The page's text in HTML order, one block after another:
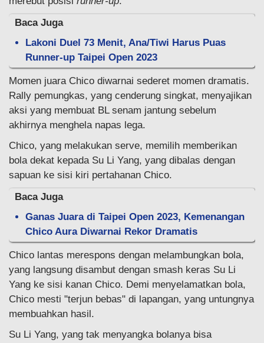
Baca Juga
Lakoni Duel 73 Menit, Ana/Tiwi Harus Puas
Runner-up Taipei Open 2023
Momen juara Chico diwarnai sederet momen dramatis.
Rally pemungkas, yang cenderung singkat, menyajikan
aksi yang membuat BL senam jantung sebelum
akhirnya menghela napas lega.
Chico, yang melakukan serve, memilih memberikan
bola dekat kepada Su Li Yang, yang dibalas dengan
sapuan ke sisi kiri pertahanan Chico.
Baca Juga
Ganas Juara di Taipei Open 2023, Kemenangan
Chico Aura Diwarnai Rekor Dramatis
Chico lantas merespons dengan melambungkan bola,
yang langsung disambut dengan smash keras Su Li
Yang ke sisi kanan Chico. Demi menyelamatkan bola,
Chico mesti "terjun bebas" di lapangan, yang untungnya
membuahkan hasil.
Su Li Yang, yang tak menyangka bolanya bisa